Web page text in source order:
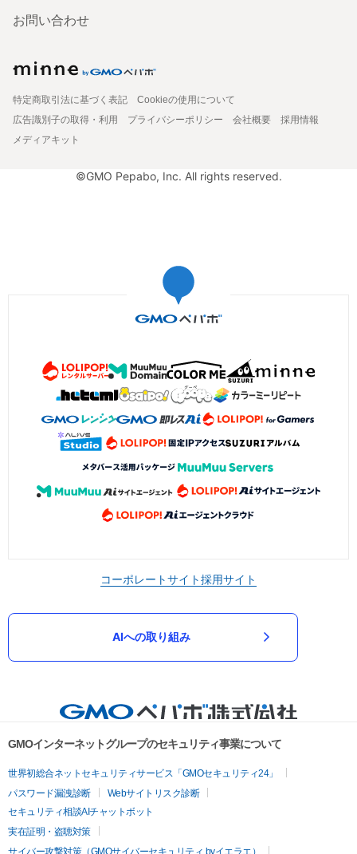
お問い合わせ
特定商取引法に基づく表記
Cookieの使用について
広告識別子の取得・利用
プライバシーポリシー 会社概要
採用情報
メディアキット
©GMO Pepabo, Inc. All rights reserved.
コーポレートサイト採用サイト
AIへの取り組み
GMOインターネットグループのセキュリティ事業について
世界初総合ネットセキュリティサービス「GMOセキュリティ24」
パスワード漏洩診断
Webサイトリスク診断
セキュリティ相談AIチャットボット
実在証明・盗聴対策
サイバー攻撃対策（GMOサイバーセキュリティ byイエラエ）